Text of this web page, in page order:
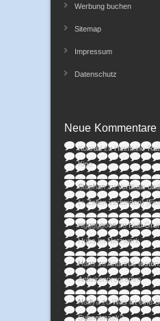
Werbung buchen
Sitemap
Impressum
Datenschutz
Neue Kommentare
KonradzuHeimkino-
Kino
StephanzuVertikale
(+ Zellen verbinden)
nigggggooozuHub
Hubs im Netzwerk
HanszuAntivirus
Antivirenprogramm
NadyazuWas ist eine
Subnetmask?